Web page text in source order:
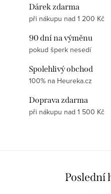
Dárek zdarma
při nákupu nad 1 200 Kč
90 dní na výměnu
pokud šperk nesedí
Spolehlivý obchod
100% na Heureka.cz
Doprava zdarma
při nákupu nad 1 500 Kč
Poslední